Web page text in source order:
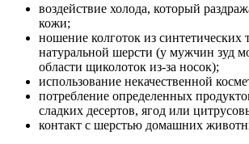
воздействие холода, который
кожи;
ношение колготок из синтетических
натуральной шерсти (у мужчин зуд
области щиколоток из-за носок);
использование некачественной
потребление определенных
сладких десертов, ягод или
контакт с шерстью домашних